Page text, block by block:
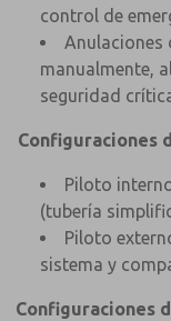
control de
Anulaciones
manualmente,
seguridad
Configuraciones
Piloto
(tubería
Piloto
sistema y
Configuraciones